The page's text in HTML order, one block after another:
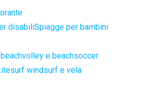
disabiliSpiagge per bambini
e beachsoccer
windsurf e vela